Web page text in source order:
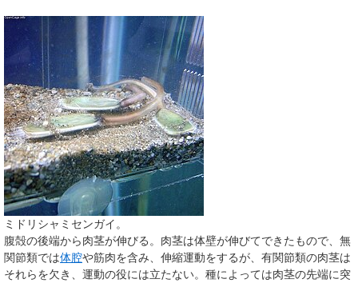
ミドリシャミセンガイ。
腹殻の後端から肉茎が伸びる。肉茎は体壁が伸びてできたもので、無
関節類では体腔や筋肉を含み、伸縮運動をするが、有関節類の肉茎は
それらを欠き、運動の役には立たない。種によっては肉茎の先端に突